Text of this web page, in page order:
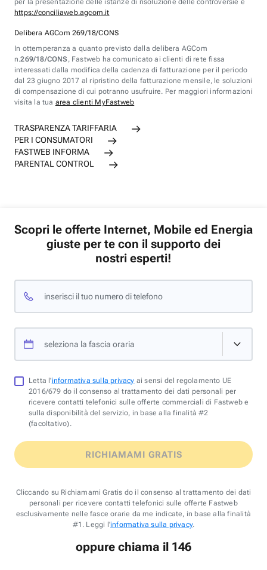
per la presentazione delle istanze di risoluzione delle controversie è
https://conciliaweb.agcom.it
Delibera AGCom 269/18/CONS
In ottemperanza a quanto previsto dalla delibera AGCom
n.269/18/CONS , Fastweb ha comunicato ai clienti di rete fissa
interessati dalla modifica della cadenza di fatturazione per il periodo
dal 23 giugno 2017 al ripristino della fatturazione mensile, le soluzioni
di compensazione di cui potranno usufruire. Per maggiori informazioni
visita la tua area clienti MyFastweb
TRASPARENZA TARIFFARIA
PER I CONSUMATORI
FASTWEB INFORMA
PARENTAL CONTROL
Scopri le offerte Internet, Mobile ed Energia
giuste per te con il supporto dei
nostri esperti!
inserisci il tuo numero di telefono
seleziona la fascia oraria
Letta l'informativa sulla privacy ai sensi del regolamento UE
2016/679 do il consenso al trattamento dei dati personali per
ricevere contatti telefonici sulle offerte commerciali di Fastweb e
sulla disponibilità del servizio, in base alla finalità #2
(facoltativo).
RICHIAMAMI GRATIS
Cliccando su Richiamami Gratis do il consenso al trattamento dei dati
personali per ricevere contatti telefonici sulle offerte Fastweb
esclusivamente nelle fasce orarie da me indicate, in base alla finalità
#1. Leggi l'informativa sulla privacy.
oppure chiama il 146